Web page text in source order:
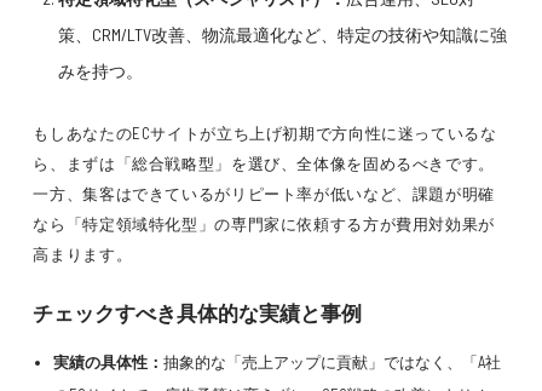
策、CRM/LTV改善、物流最適化など、特定の技術や知識に強
みを持つ。
もしあなたのECサイトが立ち上げ初期で方向性に迷っているな
ら、まずは「総合戦略型」を選び、全体像を固めるべきです。
一方、集客はできているがリピート率が低いなど、課題が明確
なら「特定領域特化型」の専門家に依頼する方が費用対効果が
高まります。
チェックすべき具体的な実績と事例
実績の具体性： 抽象的な「売上アップに貢献」ではなく、「A社